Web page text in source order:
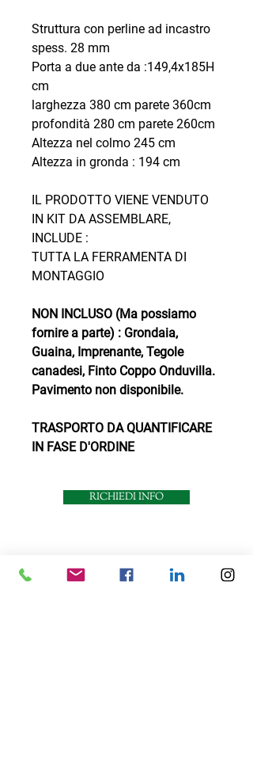
Struttura con perline ad incastro
spess. 28 mm
Porta a due ante da :149,4x185H
cm
larghezza 380 cm parete 360cm
profondità 280 cm parete 260cm
Altezza nel colmo 245 cm
Altezza in gronda : 194 cm
IL PRODOTTO VIENE VENDUTO
IN KIT DA ASSEMBLARE,
INCLUDE :
TUTTA LA FERRAMENTA DI
MONTAGGIO
NON INCLUSO (Ma possiamo
fornire a parte) : Grondaia,
Guaina, Imprenante, Tegole
canadesi, Finto Coppo Onduvilla.
Pavimento non disponibile.
TRASPORTO DA QUANTIFICARE
IN FASE D'ORDINE
RICHIEDI INFO